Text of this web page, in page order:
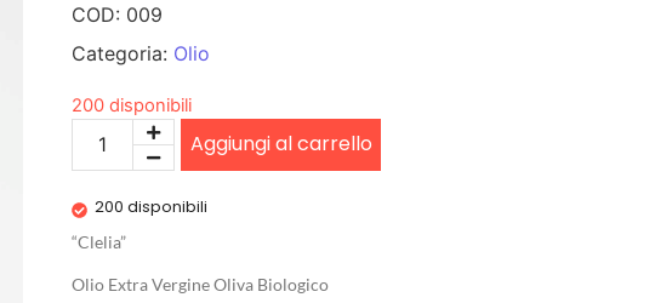
COD: 009
Categoria: Olio
200 disponibili
Aggiungi al carrello
200 disponibili
“Clelia”
Olio Extra Vergine Oliva Biologico